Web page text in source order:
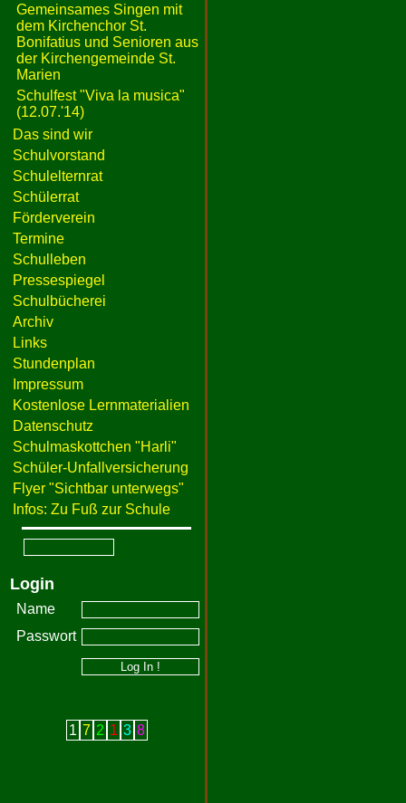
Gemeinsames Singen mit
dem Kirchenchor St.
Bonifatius und Senioren aus
der Kirchengemeinde St.
Marien
Schulfest "Viva la musica"
(12.07.'14)
Das sind wir
Schulvorstand
Schulelternrat
Schülerrat
Förderverein
Termine
Schulleben
Pressespiegel
Schulbücherei
Archiv
Links
Stundenplan
Impressum
Kostenlose Lernmaterialien
Datenschutz
Schulmaskottchen "Harli"
Schüler-Unfallversicherung
Flyer "Sichtbar unterwegs"
Infos: Zu Fuß zur Schule
Login
Name
Passwort
1 7 2 1 3 8